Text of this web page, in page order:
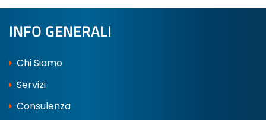
INFO GENERALI
Chi Siamo
Servizi
Consulenza